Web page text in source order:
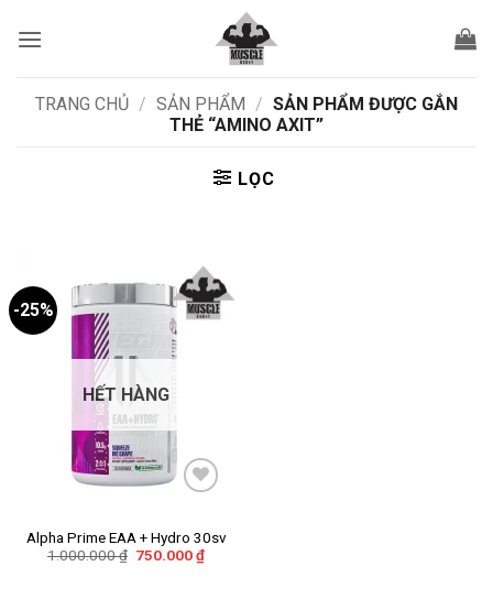
qua
dungTRANG CHỦ / SẢN PHẨM / SẢN PHẨM ĐƯỢC GẮN
THẺ “AMINO AXIT”
LỌC
-25%
HẾT HÀNG
Alpha Prime EAA + Hydro 30sv
1.000.000₫ Giá
750.000₫Giá